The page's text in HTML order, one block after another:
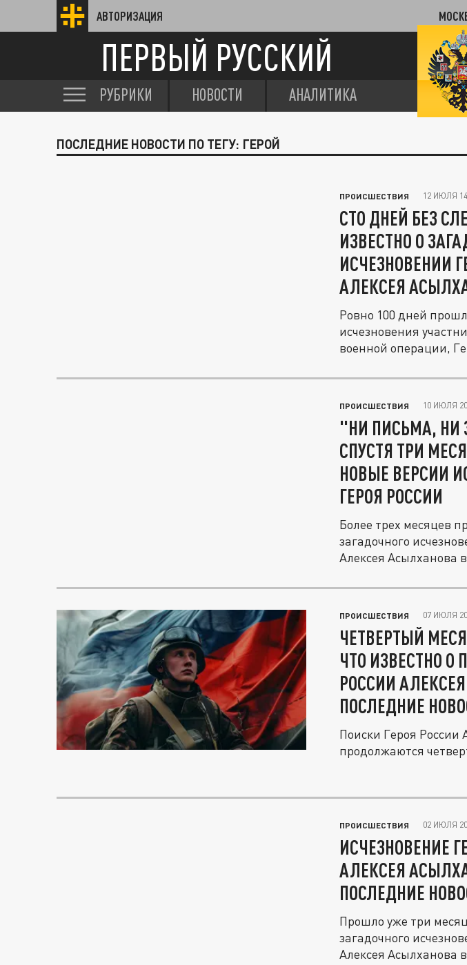
АВТОРИЗАЦИЯ
ПЕРВЫЙ РУССКИЙ
РУБРИКИ НОВОСТИ АНАЛИТИКА
ПОСЛЕДНИЕ НОВОСТИ ПО ТЕГУ: ГЕРОЙ
ПРОИСШЕСТВИЯ 12 ИЮЛЯ
СТО ДНЕЙ БЕЗ
ИЗВЕСТНО О
ИСЧЕЗНОВЕНИИ
АЛЕКСЕЯ
Ровно 100 дней
исчезновения
военной операции,
ПРОИСШЕСТВИЯ 10 ИЮЛЯ
"НИ ПИСЬМА, НИ
СПУСТЯ ТРИ
НОВЫЕ ВЕРСИИ
ГЕРОЯ РОССИИ
Более трех месяцев
загадочного
Алексея Асылханова
ПРОИСШЕСТВИЯ 07 ИЮЛЯ
ЧЕТВЕРТЫЙ
ЧТО ИЗВЕСТНО О
РОССИИ
ПОСЛЕДНИЕ
Поиски Героя России
продолжаются
ПРОИСШЕСТВИЯ 02 ИЮЛЯ
ИСЧЕЗНОВЕНИЕ
АЛЕКСЕЯ
ПОСЛЕДНИЕ
Прошло уже три
загадочного
Алексея Асылханова